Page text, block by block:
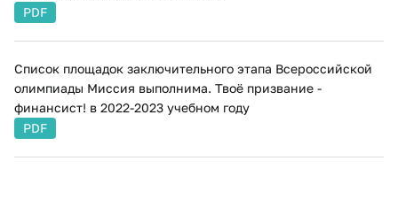
PDF
​Список площадок заключительного этапа Всероссийской
олимпиады Миссия выполнима. Твоё призвание -
финансист! в 2022-2023 учебном году
PDF